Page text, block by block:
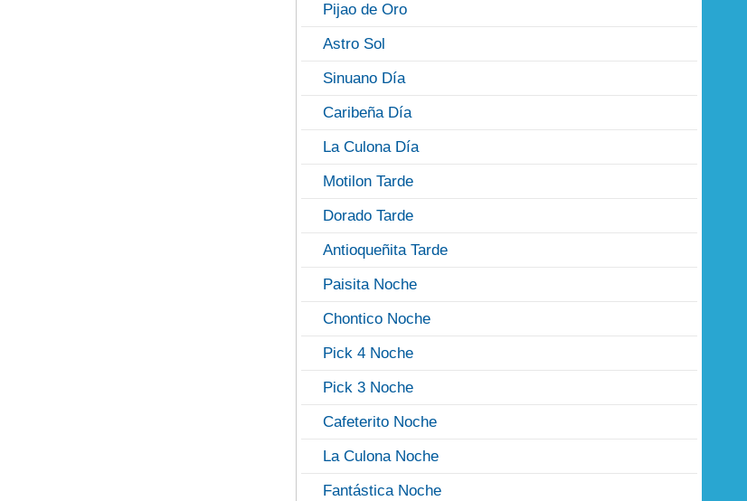
Pijao de Oro
Astro Sol
Sinuano Día
Caribeña Día
La Culona Día
Motilon Tarde
Dorado Tarde
Antioqueñita Tarde
Paisita Noche
Chontico Noche
Pick 4 Noche
Pick 3 Noche
Cafeterito Noche
La Culona Noche
Fantástica Noche